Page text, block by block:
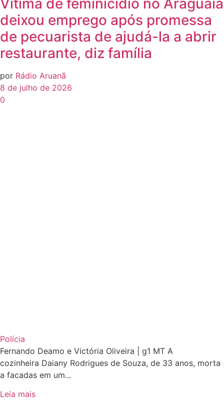
deixou emprego após promessa
de pecuarista de ajudá-la a abrir
restaurante, diz família
por Rádio Aruanã
8 de julho de 2026
0
Polícia
Fernando Deamo e Victória Oliveira | g1 MT A
cozinheira Daiany Rodrigues de Souza, de 33 anos, morta
a facadas em um...
Leia mais